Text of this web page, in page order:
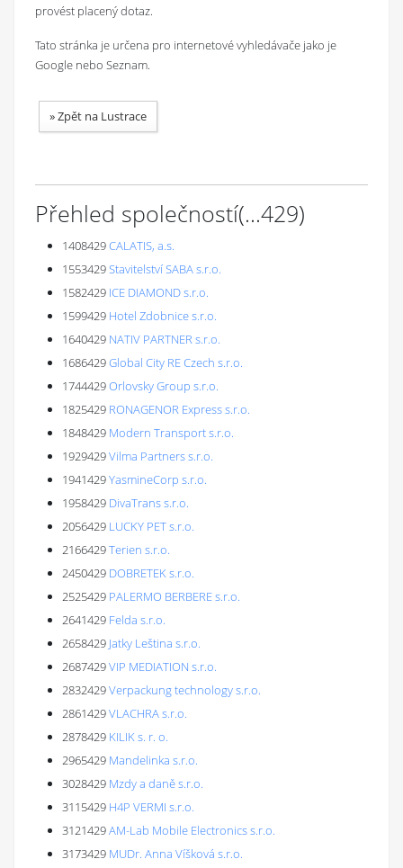
provést placený dotaz.
Tato stránka je určena pro internetové vyhledávače jako je
Google nebo Seznam.
»Zpět na Lustrace
Přehled společností(...429)
1408429CALATIS, a.s.
1553429Stavitelství SABA s.r.o.
1582429 ICE DIAMOND s.r.o.
1599429 Hotel Zdobnice s.r.o.
1640429 NATIV PARTNER s.r.o.
1686429Global City RE Czech s.r.o.
1744429Orlovsky Group s.r.o.
1825429 RONAGENOR Express s.r.o.
1848429 Modern Transport s.r.o.
1929429Vilma Partners s.r.o.
1941429YasmineCorp s.r.o.
1958429 DivaTrans s.r.o.
2056429 LUCKY PET s.r.o.
2166429Terien s.r.o.
2450429 DOBRETEK s.r.o.
2525429 PALERMO BERBERE s.r.o.
2641429 Felda s.r.o.
2658429 Jatky Leština s.r.o.
2687429VIP MEDIATION s.r.o.
2832429Verpackung technology s.r.o.
2861429VLACHRA s.r.o.
2878429 KILIK s. r. o.
2965429 Mandelinka s.r.o.
3028429 Mzdy a daně s.r.o.
3115429 H4P VERMI s.r.o.
3121429AM-Lab Mobile Electronics s.r.o.
3173429 MUDr. Anna Víšková s.r.o.